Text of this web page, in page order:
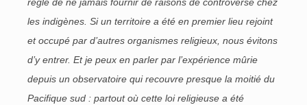
les indigènes. Si un territoire a été en premier lieu rejoint
et occupé par d’autres organismes religieux, nous évitons
d’y entrer. Et je peux en parler par l’expérience mûrie
depuis un observatoire qui recouvre presque la moitié du
Pacifique sud : partout où cette loi religieuse a été